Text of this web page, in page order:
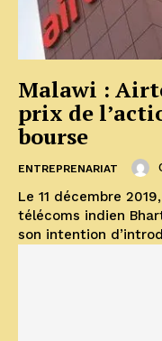
Malawi :
prix de
bourse
ENTREPRENARIAT
Le 11 décembre
télécoms indien
son intention